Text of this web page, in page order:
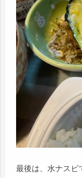
最後は、水ナスビ